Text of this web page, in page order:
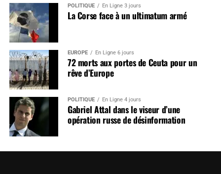
POLITIQUE En Ligne 3 jours
La Corse face à un ultimatum armé
EUROPE En Ligne 6 jours
72 morts aux portes de Ceuta pour un
rêve d’Europe
POLITIQUE En Ligne 4 jours
Gabriel Attal dans le viseur d’une
opération russe de désinformation